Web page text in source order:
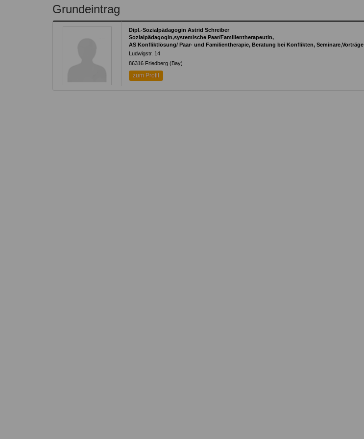
Therapeutenliste
Zum Kontaktformular
Grundeintrag
Dipl.-Sozialpädagogin Astrid Schreiber
Sozialpädagogin,systemische Paar/Familientherapeutin,
AS Konfliktlösung/ Paar- und Familientherapie, Beratung bei Konflikten, Seminare,Vorträge
Ludwigstr. 14
86316 Friedberg (Bay)
zum Profil